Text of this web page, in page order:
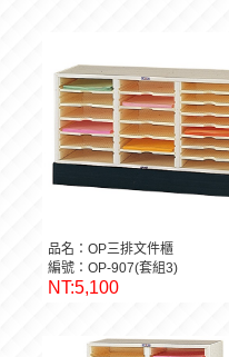
品名：OP三排文件櫃
編號：OP-907(套組3)
NT:5,100